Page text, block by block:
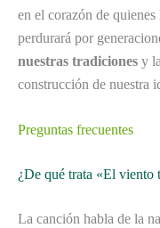
en el corazón de
perdurará por
nuestras tradiciones y la
construcción de nuestra
Preguntas frecuentes
¿De qué trata «El viento
La canción habla de la